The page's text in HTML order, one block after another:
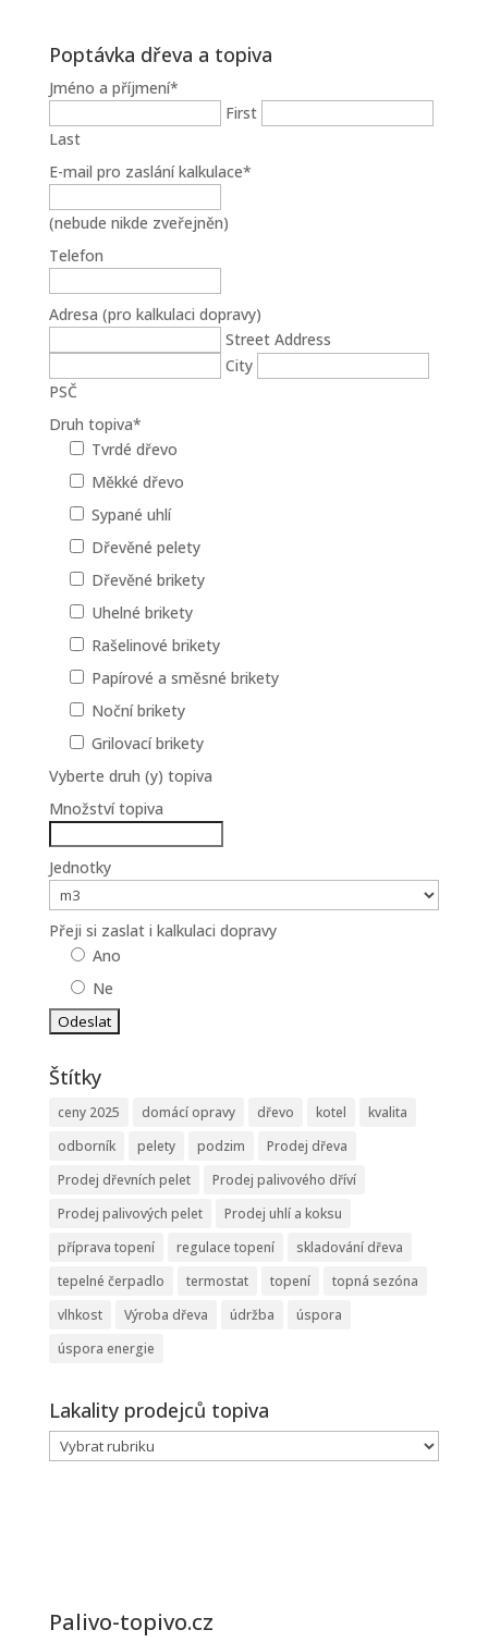
Poptávka dřeva a topiva
Jméno a příjmení*
First
Last
E-mail pro zaslání kalkulace*
(nebude nikde zveřejněn)
Telefon
Adresa (pro kalkulaci dopravy)
Street Address
City
PSČ
Druh topiva*
Tvrdé dřevo
Měkké dřevo
Sypané uhlí
Dřevěné pelety
Dřevěné brikety
Uhelné brikety
Rašelinové brikety
Papírové a směsné brikety
Noční brikety
Grilovací brikety
Vyberte druh (y) topiva
Množství topiva
Jednotky
Přeji si zaslat i kalkulaci dopravy
Ano
Ne
Štítky
ceny 2025 domácí opravy dřevo kotel
kvalita
odborník
pelety podzim
Prodej dřeva
Prodej dřevních pelet
Prodej palivového dříví
Prodej palivových pelet
Prodej uhlí a koksu
příprava topení
regulace topení
skladování dřeva
tepelné čerpadlo
termostat topení
topná sezóna
vlhkost
Výroba dřeva údržba
úspora
úspora energie
Lakality prodejců topiva
Lakality
prodejců
Palivo-topivo.cz